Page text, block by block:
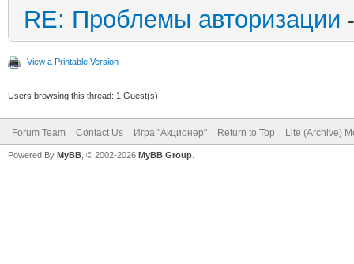
RE: Проблемы авторизации
View a Printable Version
Users browsing this thread: 1 Guest(s)
Forum Team Contact Us Игра "Акционер" Return to Top Lite (Archive)
Powered By MyBB , © 2002-2026 MyBB Group